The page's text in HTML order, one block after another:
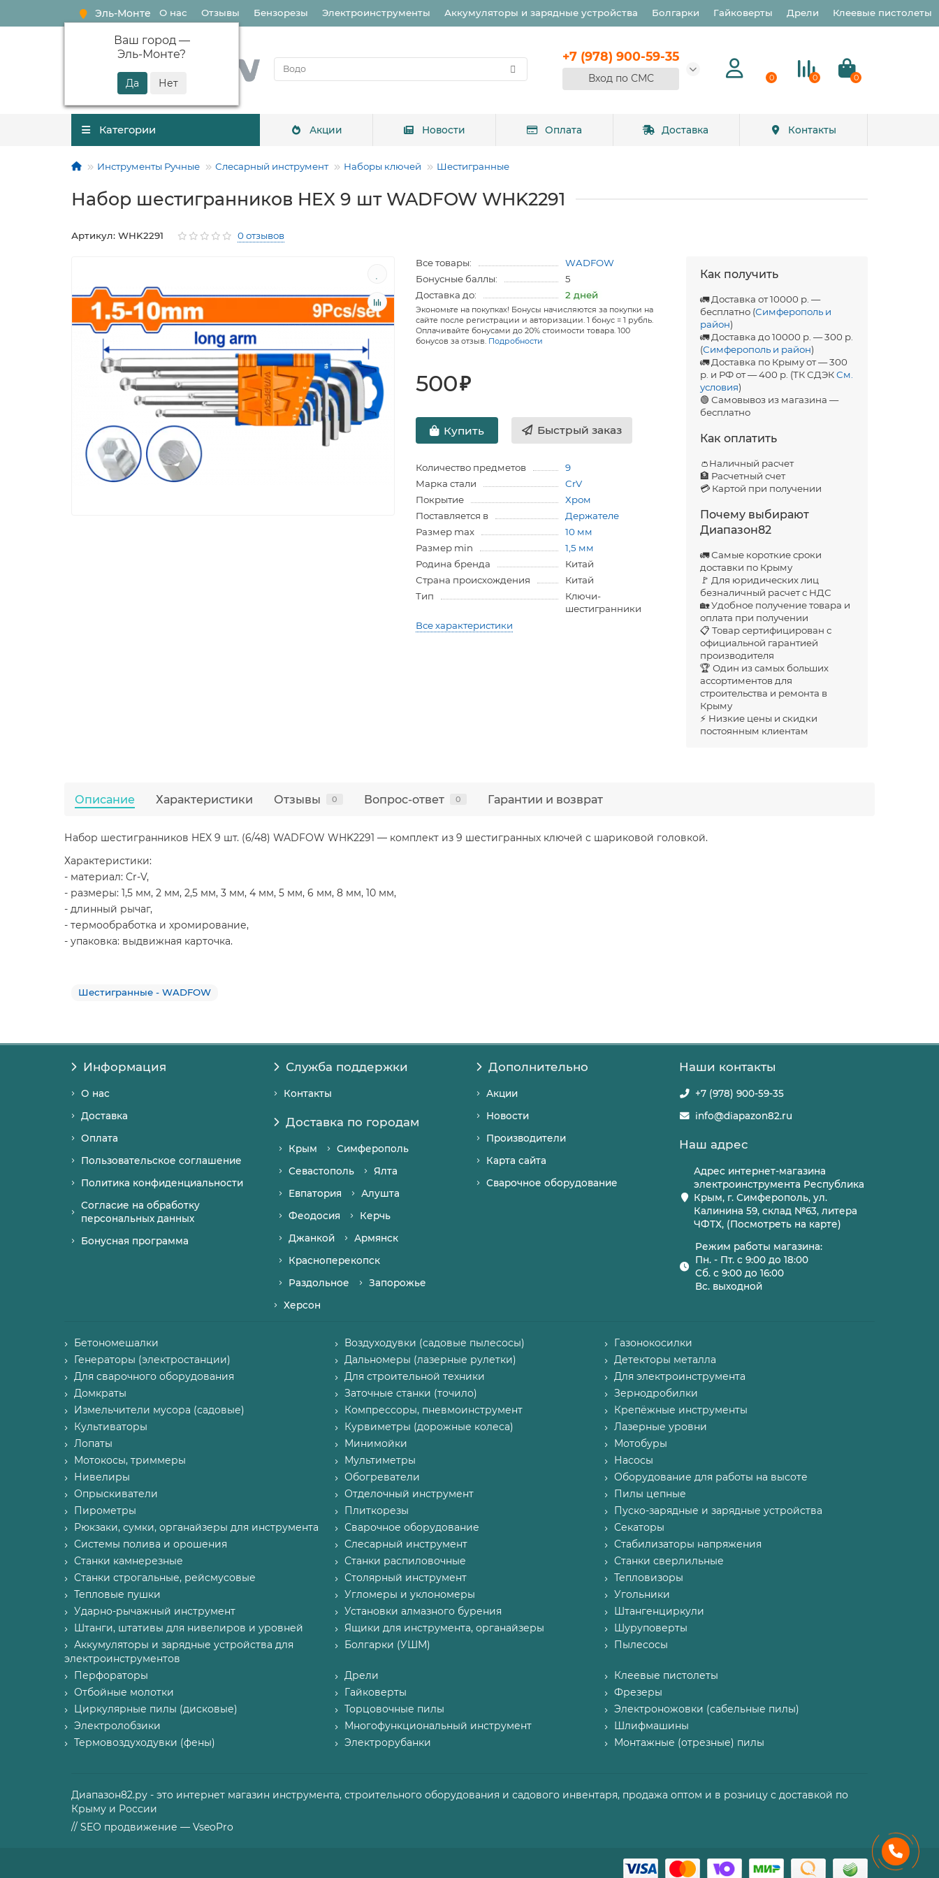
Эль-Монте
Ваш город —
Эль-Монте?
О нас Отзывы Бензорезы Электроинструменты Аккумуляторы и зарядные устройства Болгарки Гайковерты Дрели Клеевые пистолеты
+7 (978) 900-59-35
Вход по СМС 0 0 0
Категории Акции Новости Оплата Доставка Контакты
Инструменты Ручные Слесарный инструмент Наборы ключей Шестигранные
Набор шестигранников HEX 9 шт WADFOW WHK2291
Артикул: WHK2291 0 отзывов
Все товары:
WADFOW
Бонусные баллы:
5
Доставка до:
2 дней
Экономьте на покупках! Бонусы начисляются за покупки на
сайте после регистрации и авторизации. 1 бонус = 1 рубль.
Оплачивайте бонусами до 20% стоимости товара. 100
бонусов за отзыв. Подробности
500₽
Купить Быстрый заказ
Количество предметов
9
Марка стали
CrV
Покрытие
Хром
Поставляется в
Держателе
Размер max
10 мм
Размер min
1,5 мм
Родина бренда
Китай
Страна происхождения
Китай
Тип
Ключи-
шестигранники
Все характеристики
Как получить
🚛 Доставка от 10000 р. —
бесплатно (Симферополь и
район)
🚛 Доставка до 10000 р. — 300 р.
(Симферополь и район)
🚛 Доставка по Крыму от — 300
р. и РФ от — 400 р. (ТК СДЭКСм.
условия)
🟢 Самовывоз из магазина —
бесплатно
Как оплатить
👛Наличный расчет
🏦 Расчетный счет
💳 Картой при получении
Почему выбирают
Диапазон82
🚛 Самые короткие сроки
доставки по Крыму
🚩 Для юридических лиц
безналичный расчет с НДС
🏡 Удобное получение товара и
оплата при получении
📋 Товар сертифицирован с
официальной гарантией
производителя
🏆 Один из самых больших
ассортиментов для
строительства и ремонта в
Крыму
⚡ Низкие цены и скидки
постоянным клиентам
Описание Характеристики Отзывы 0 Вопрос-ответ 0 Гарантии и возврат
Набор шестигранников HEX 9 шт. (6/48) WADFOW WHK2291 — комплект из 9 шестигранных ключей с шариковой головкой.
Характеристики:
- материал: Cr-V,
- размеры: 1,5 мм, 2 мм, 2,5 мм, 3 мм, 4 мм, 5 мм, 6 мм, 8 мм, 10 мм,
- длинный рычаг,
- термообработка и хромирование,
- упаковка: выдвижная карточка.
Шестигранные - WADFOW
Информация
О нас
Доставка
Оплата
Пользовательское соглашение
Политика конфиденциальности
Согласие на обработку
персональных данных
Бонусная программа
Служба поддержки
Контакты
Доставка по городам
Крым
Симферополь
Севастополь
Ялта
Евпатория
Алушта
Феодосия
Керчь
Джанкой
Армянск
Красноперекопск
Раздольное
Запорожье
Херсон
Дополнительно
Акции
Новости
Производители
Карта сайта
Сварочное оборудование
Наши контакты
+7 (978) 900-59-35
info@diapazon82.ru
Наш адрес
Адрес интернет-магазина
электроинструмента Республика
Крым, г. Симферополь, ул.
Калинина 59, склад №63, литера
ЧФТХ, (Посмотреть на карте)
Режим работы магазина:
Пн. - Пт. с 9:00 до 18:00
Сб. с 9:00 до 16:00
Вс. выходной
Бетономешалки Воздуходувки (садовые пылесосы)
Газонокосилки
Генераторы (электростанции)
Дальномеры (лазерные рулетки)
Детекторы металла
Для сварочного оборудования
Для строительной техники
Для электроинструмента
Домкраты
Заточные станки (точило)
Зернодробилки
Измельчители мусора (садовые)
Компрессоры, пневмоинструмент
Крепёжные инструменты
Культиваторы
Курвиметры (дорожные колеса)
Лазерные уровни
Лопаты
Минимойки
Мотобуры
Мотокосы, триммеры
Мультиметры
Насосы
Нивелиры
Обогреватели
Оборудование для работы на высоте
Опрыскиватели
Отделочный инструмент
Пилы цепные
Пирометры
Плиткорезы
Пуско-зарядные и зарядные устройства
Рюкзаки, сумки, органайзеры для инструмента
Сварочное оборудование
Секаторы
Системы полива и орошения
Слесарный инструмент
Стабилизаторы напряжения
Станки камнерезные
Станки распиловочные
Станки сверлильные
Станки строгальные, рейсмусовые
Столярный инструмент
Тепловизоры
Тепловые пушки
Угломеры и уклономеры
Угольники
Ударно-рычажный инструмент
Установки алмазного бурения
Штангенциркули
Штанги, штативы для нивелиров и уровней
Ящики для инструмента, органайзеры
Шуруповерты
Аккумуляторы и зарядные устройства для
электроинструментов
Болгарки (УШМ) Пылесосы
Перфораторы Дрели
Клеевые пистолеты
Отбойные молотки
Гайковерты
Фрезеры
Циркулярные пилы (дисковые)
Торцовочные пилы
Электроножовки (сабельные пилы)
Электролобзики
Многофункциональный инструмент
Шлифмашины
Термовоздуходувки (фены)
Электрорубанки Монтажные (отрезные) пилы
Диапазон82.ру - это интернет магазин инструмента, строительного оборудования и садового инвентаря, продажа оптом и в розницу с доставкой по
Крыму и России
// SEO продвижение — VseoPro